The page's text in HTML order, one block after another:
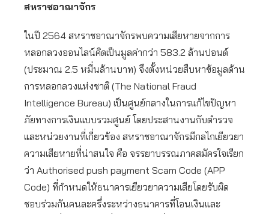
สหราชอาณาจักร
ในปี 2564 สหราชอาณาจักรพบความเสียหายจากการ
หลอกลวงออนไลน์คิดเป็นมูลค่ากว่า 583.2 ล้านปอนด์
(ประมาณ 2.5 หมื่นล้านบาท) จึงตั้งหน่วยสืบหาข้อมูลด้าน
การหลอกลวงแห่งชาติ (The National Fraud
Intelligence Bureau) เป็นศูนย์กลางในการแก้ไขปัญหา
ภัยทางการเงินแบบรวมศูนย์ โดยประสานงานกับตำรวจ
และหน่วยงานที่เกี่ยวข้อง สหราชอาณาจักรมีกลไกเยียวยา
ความเสียหายที่น่าสนใจ คือ จรรยาบรรณภาคสมัครใจเรียก
ว่า Authorised push payment Scam Code (APP
Code) ที่กำหนดให้ธนาคารเยียวยาความเสียโดยรับผิด
ชอบร่วมกันคนละครึ่งระหว่างธนาคารที่โอนเงินและ